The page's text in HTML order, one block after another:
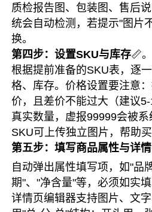
质检报告图、包装图、售后
统会自动检测，若提示"图片
换。
第四步：设置SKU与库存📏
根据提前准备的SKU表，逐
格、库存。价格设置要注意
价，且差价不能过大（建议
真实数量，虚报99999会被
SKU可上传独立图片，帮助买
第五步：填写商品属性与详情
自动弹出属性填写项，如"品
期"、"净含量"等，必须如实
详情页编辑器支持图片、文